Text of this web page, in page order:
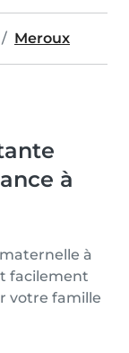
Meroux
à
à
facilement
votre famille